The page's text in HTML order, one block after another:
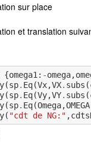
sur place
et translation
{omega1 : -omega,
(sp. Eq(Vx,VX. subs (
(sp. Eq(Vy,VY. subs (
(sp. Eq(Omega,OMEGA
( "cdt de NG:" ,